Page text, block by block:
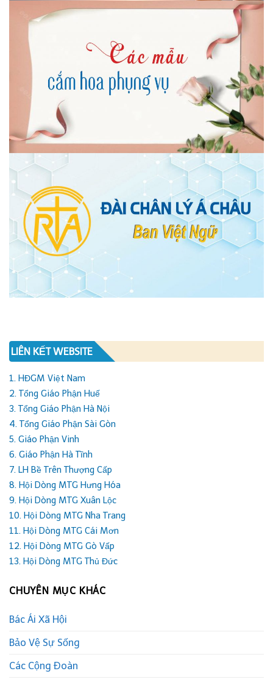
LIÊN KẾT WEBSITE
1. HĐGM Việt Nam
2. Tổng Giáo Phận Huế
3. Tổng Giáo Phận Hà Nội
4. Tổng Giáo Phận Sài Gòn
5. Giáo Phận Vinh
6. Giáo Phận Hà Tĩnh
7. LH Bề Trên Thượng Cấp
8. Hội Dòng MTG Hưng Hóa
9. Hội Dòng MTG Xuân Lộc
10. Hội Dòng MTG Nha Trang
11. Hội Dòng MTG Cái Mơn
12. Hội Dòng MTG Gò Vấp
13. Hội Dòng MTG Thủ Đức
CHUYÊN MỤC KHÁC
Bác Ái Xã Hội
Bảo Vệ Sự Sống
Các Cộng Đoàn